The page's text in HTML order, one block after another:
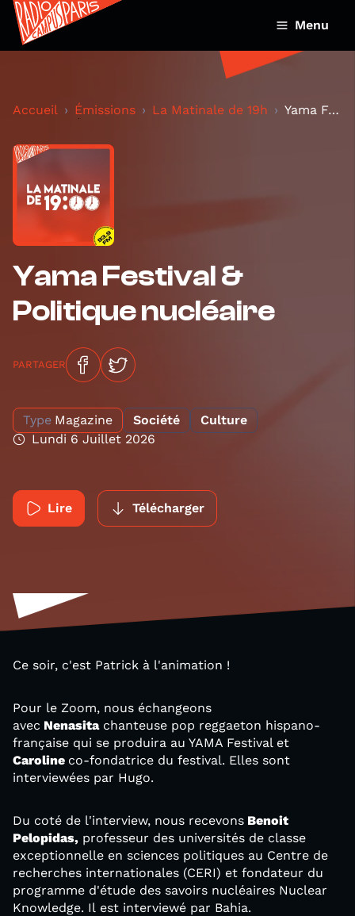
Menu
Accueil Émissions La Matinale de 19h Yama Festival & Politique nucléaire
Yama Festival &
Politique nucléaire
PARTAGER
Type Magazine Société
Culture
Lundi 6 Juillet 2026
Lire Télécharger
Ce soir, c'est Patrick à l'animation !
Pour le Zoom, nous échangeons
avec Nenasitachanteuse pop reggaeton hispano-
française qui se produira au YAMA Festival et
Caroline co-fondatrice du festival. Elles sont
interviewées par Hugo.
Du coté de l'interview, nous recevons Benoit
Pelopidas, professeur des universités de classe
exceptionnelle en sciences politiques au Centre de
recherches internationales (CERI) et fondateur du
programme d'étude des savoirs nucléaires Nuclear
Knowledge. Il est interviewé par Bahia.